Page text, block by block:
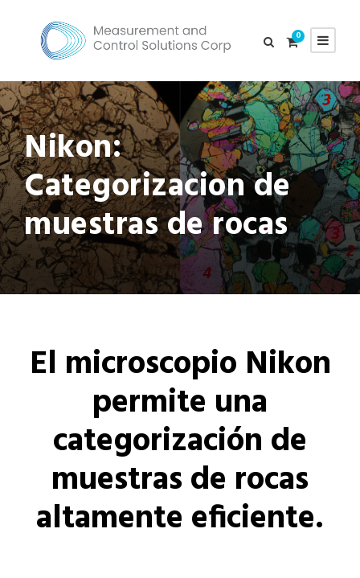
0
Nikon:
Categorizacion de
muestras de rocas
El microscopio Nikon
permite una
categorización de
muestras de rocas
altamente eficiente.